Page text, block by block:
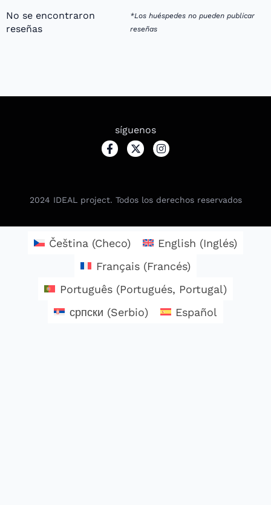
No se encontraron
reseñas
*Los huéspedes no pueden publicar
reseñas
síguenos
2024 IDEAL project. Todos los derechos reservados
Čeština (Checo) English (Inglés)
Français(Francés)
Português(Portugués, Portugal)
српски (Serbio) Español